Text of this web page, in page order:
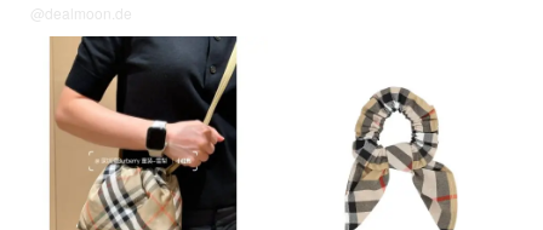
@dealmoon.de